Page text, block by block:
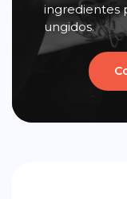
ingredientes
ungidos.